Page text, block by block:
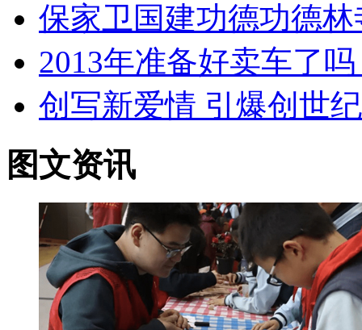
保家卫国建功德功德林
2013年准备好卖车了
创写新爱情 引爆创世
图文资讯